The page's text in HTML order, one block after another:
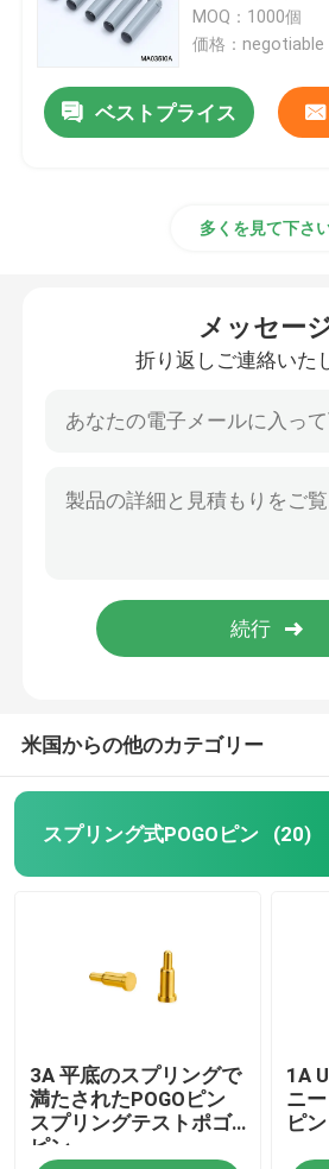
MOQ：1000個
価格：negotiable
ベストプライス
多くを見て下さ
メッセー
折り返しご連絡いた
米国からの他のカテゴリー
スプリング式POGOピン (20)
3A 平底のスプリングで
満たされたPOGOピン
スプリングテストポゴ
ピン
1A
ニ
ピ